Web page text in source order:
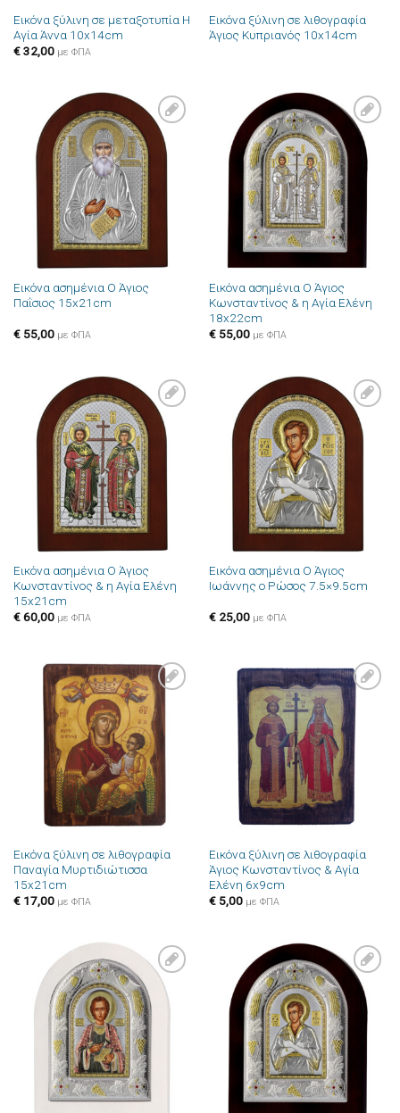
Εικόνα ξύλινη σε μεταξοτυπία Η
Αγία Άννα 10x14cm
€32,00 με ΦΠΑ
Εικόνα ξύλινη σε λιθογραφία
Άγιος Κυπριανός 10x14cm
Πρόσθήκη
στην λίστα
επιθυμιών
Εικόνα ασημένια Ο Άγιος
Παΐσιος 15x21cm
€55,00 με ΦΠΑ
Πρόσθήκη
στην λίστα
επιθυμιών
Εικόνα ασημένια Ο Άγιος
Κωνσταντίνος & η Αγία Ελένη
18x22cm
€55,00 με ΦΠΑ
Πρόσθήκη
στην λίστα
επιθυμιών
Εικόνα ασημένια Ο Άγιος
Κωνσταντίνος & η Αγία Ελένη
15x21cm
€60,00 με ΦΠΑ
Πρόσθήκη
στην λίστα
επιθυμιών
Εικόνα ασημένια Ο Άγιος
Ιωάννης ο Ρώσος 7.5×9.5cm
€25,00 με ΦΠΑ
Πρόσθήκη
στην λίστα
επιθυμιών
Εικόνα ξύλινη σε λιθογραφία
Παναγία Μυρτιδιώτισσα
15x21cm
€17,00 με ΦΠΑ
Πρόσθήκη
στην λίστα
επιθυμιών
Εικόνα ξύλινη σε λιθογραφία
Άγιος Κωνσταντίνος & Αγία
Ελένη 6x9cm
€5,00 με ΦΠΑ
Πρόσθήκη
στην λίστα
επιθυμιών
Πρόσθήκη
στην λίστα
επιθυμιών